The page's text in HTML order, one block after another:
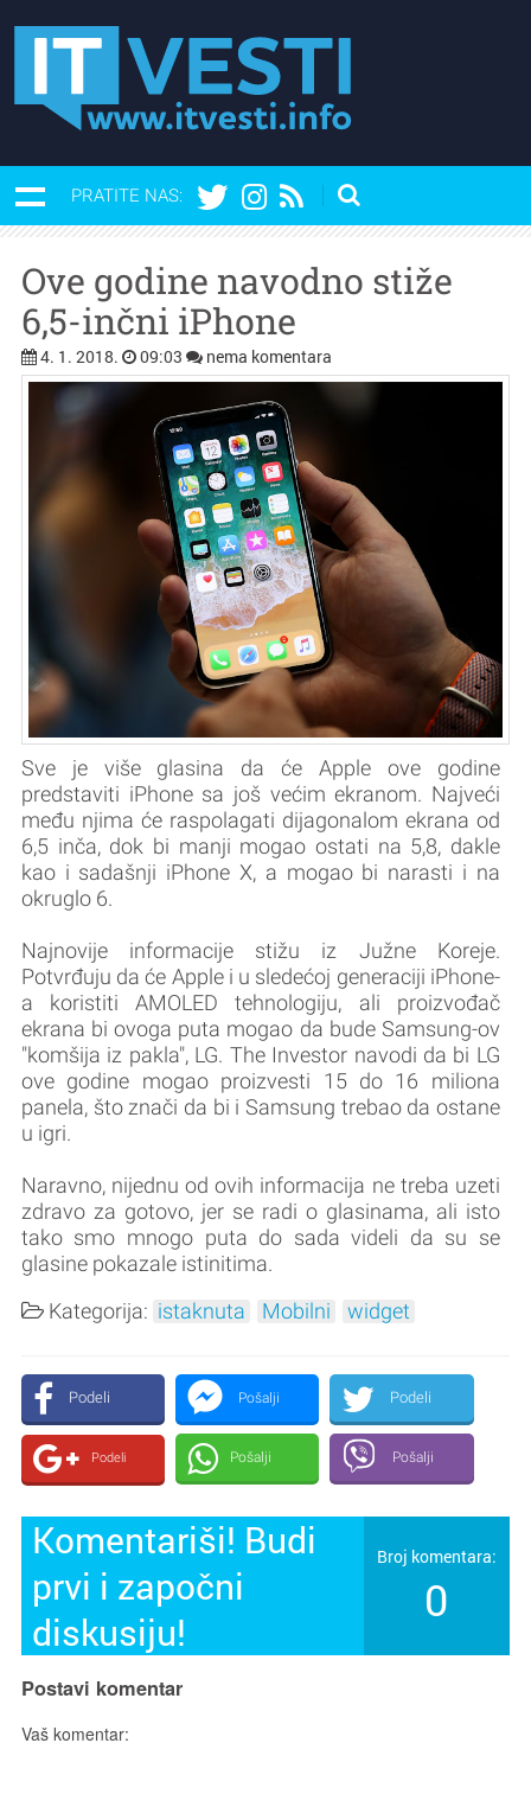
PRATITE NAS:
Ove godine navodno stiže
6,5-inčni iPhone
4. 1. 2018. 09:03 nema komentara
Sve je više glasina da će Apple ove godine
predstaviti iPhone sa još većim ekranom. Najveći
među njima će raspolagati dijagonalom ekrana od
6,5 inča, dok bi manji mogao ostati na 5,8, dakle
kao i sadašnji iPhone X, a mogao bi narasti i na
okruglo 6.
Najnovije informacije stižu iz Južne Koreje.
Potvrđuju da će Apple i u sledećoj generaciji iPhone-
a koristiti AMOLED tehnologiju, ali proizvođač
ekrana bi ovoga puta mogao da bude Samsung-ov
"komšija iz pakla", LG. The Investor navodi da bi LG
ove godine mogao proizvesti 15 do 16 miliona
panela, što znači da bi i Samsung trebao da ostane
u igri.
Naravno, nijednu od ovih informacija ne treba uzeti
zdravo za gotovo, jer se radi o glasinama, ali isto
tako smo mnogo puta do sada videli da su se
glasine pokazale istinitima.
Kategorija: istaknuta Mobilni widget
Podeli Pošalji Podeli
Podeli Pošalji Pošalji
Komentariši! Budi
prvi i započni
diskusiju!
Broj komentara:
0
Postavi komentar
Vaš komentar: